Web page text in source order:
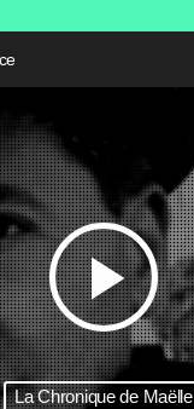
play_arrow
La Chronique de Maëlle